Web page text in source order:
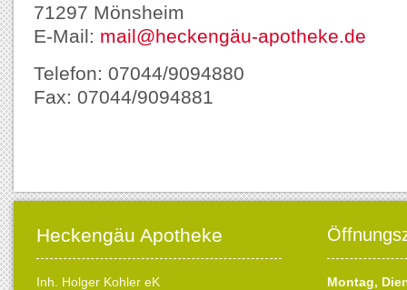
71297 Mönsheim
E-Mail: mail@heckengäu-apotheke.de
Telefon: 07044/9094880
Fax: 07044/9094881
Heckengäu Apotheke
Inh. Holger Kohler eK
Montag,